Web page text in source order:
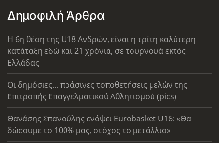
Δημοφιλή Άρθρα
Η 6η θέση της U18 Ανδρών, είναι η τρίτη καλύτερη
κατάταξη εδώ και 21 χρόνια, σε τουρνουά εκτός
Ελλάδας
Οι δημόσιες... πράσινες τοποθετήσεις μελών της
Επιτροπής Επαγγελματικού Αθλητισμού (pics)
Θανάσης Σπανούλης ενόψει Eurobasket U16: «Θα
δώσουμε το 100% μας, στόχος το μετάλλιο»